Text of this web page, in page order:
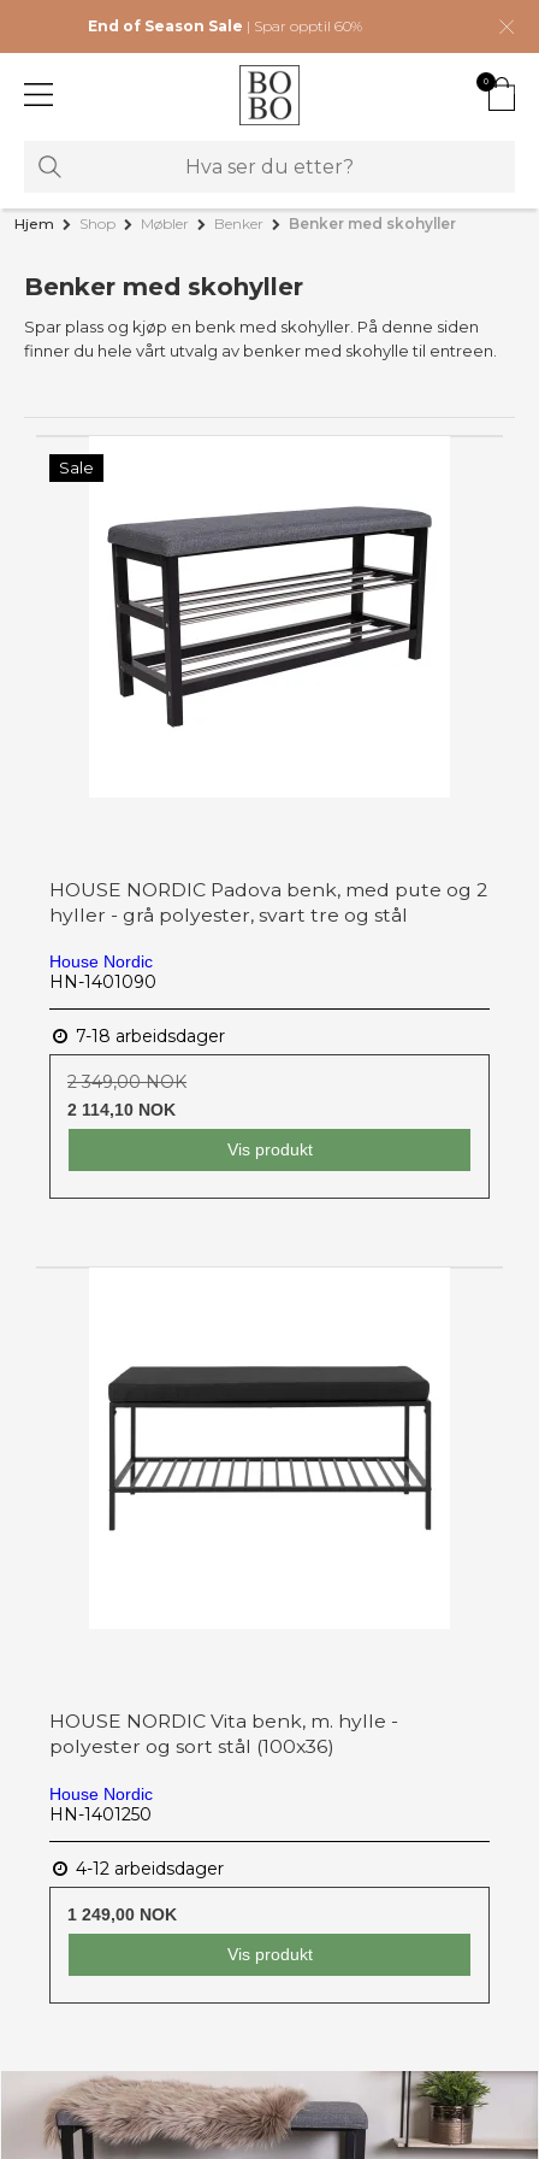
End of Season Sale | Spar opptil 60%
0
Hjem Shop Møbler Benker Benker med skohyller
Benker med skohyller
Spar plass og kjøp en benk med skohyller. På denne siden
finner du hele vårt utvalg av benker med skohylle til entreen.
Sale
HOUSE NORDIC Padova benk, med pute og 2
hyller - grå polyester, svart tre og stål
House Nordic
HN-1401090
7-18 arbeidsdager
2 349,00 NOK
2 114,10 NOK
Vis produkt
HOUSE NORDIC Vita benk, m. hylle -
polyester og sort stål (100x36)
House Nordic
HN-1401250
4-12 arbeidsdager
1 249,00 NOK
Vis produkt